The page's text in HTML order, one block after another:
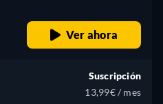
Ver ahora
Suscripción
13,99€ / mes